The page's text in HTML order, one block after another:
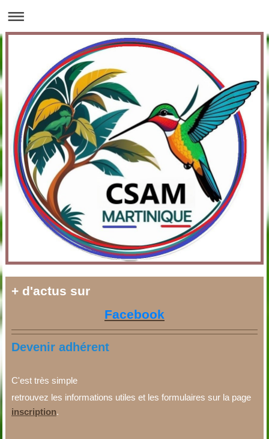
+ d'actus sur
Facebook
Devenir adhérent
C'est très simple
retrouvez les informations utiles et les formulaires sur la page
inscription.